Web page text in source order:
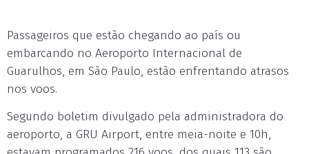
Passageiros que estão chegando ao país ou
embarcando no Aeroporto Internacional de
Guarulhos, em São Paulo, estão enfrentando atrasos
nos voos.
Segundo boletim divulgado pela administradora do
aeroporto, a GRU Airport, entre meia-noite e 10h,